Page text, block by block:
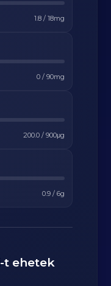
1.8/ 18mg
0/ 90mg
200.0/ 900μg
0.9/ 6g
-t ehetek